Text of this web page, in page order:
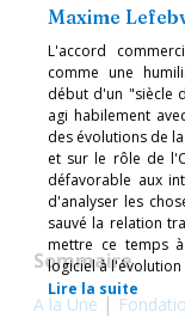
Maxime
L'accord
comme une
début d'un "siècle
agi habilement
des évolutions de
et sur le rôle de
défavorable aux
d'analyser les
sauvé la relation
mettre ce temps
logiciel à
Lire la suite
Sommaire
A la Une|